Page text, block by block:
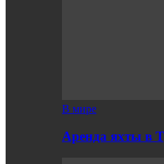
В мире
Аренда яхты в